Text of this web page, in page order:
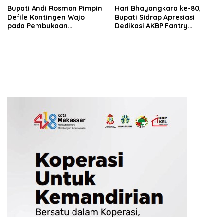
Bupati Andi Rosman Pimpin
Defile Kontingen Wajo
pada Pembukaan
Hari Bhayangkara ke-80,
Bupati Sidrap Apresiasi
Dedikasi AKBP Fantry